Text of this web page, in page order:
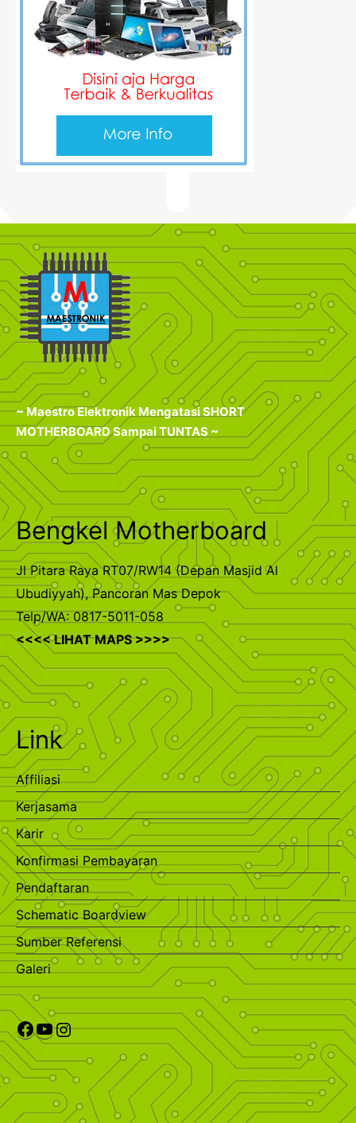
~ Maestro Elektronik Mengatasi SHORT
MOTHERBOARD Sampai TUNTAS ~
Bengkel Motherboard
Jl Pitara Raya RT07/RW14 (Depan Masjid Al
Ubudiyyah), Pancoran Mas Depok
Telp/WA: 0817-5011-058
<<<< LIHAT MAPS >>>>
Link
Affiliasi
Kerjasama
Karir
Konfirmasi Pembayaran
Pendaftaran
Schematic Boardview
Sumber Referensi
Galeri